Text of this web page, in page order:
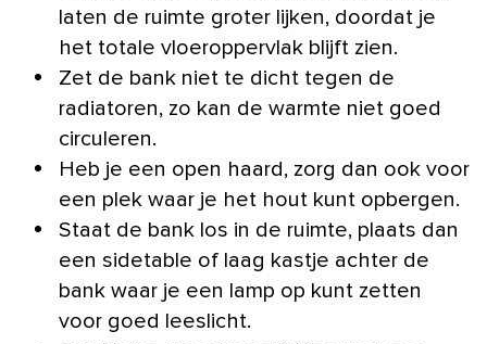
laten de ruimte groter lijken, doordat je
het totale vloeroppervlak blijft zien.
Zet de bank niet te dicht tegen de
radiatoren, zo kan de warmte niet goed
circuleren.
Heb je een open haard, zorg dan ook voor
een plek waar je het hout kunt opbergen.
Staat de bank los in de ruimte, plaats dan
een sidetable of laag kastje achter de
bank waar je een lamp op kunt zetten
voor goed leeslicht.